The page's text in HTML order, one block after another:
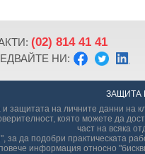
ЗАЩИТА
защитата на личните данни на
която можете да
част на всяка
за да подобри практическата
информация относно
(02) 814 41 41
НИ: